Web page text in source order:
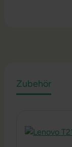
Zubehör